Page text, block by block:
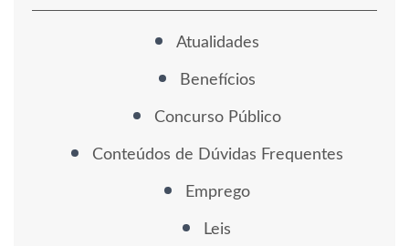
Atualidades
Benefícios
Concurso Público
Conteúdos de Dúvidas Frequentes
Emprego
Leis